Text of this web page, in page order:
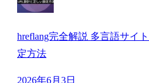
hreflang完全解説 多言語サイ
定方法
2026年6月3日